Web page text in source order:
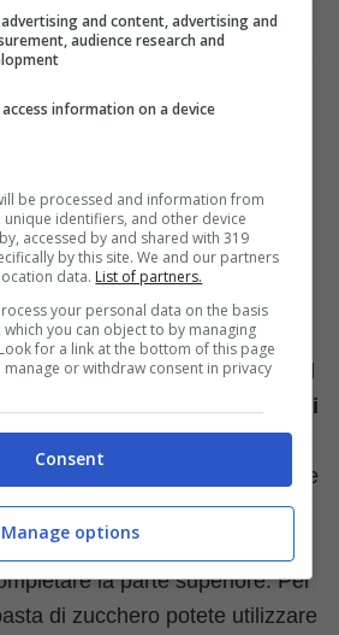
laglassa
altra acqua, ma
volta. La consistenza deve
Trasferite la glassa in
e iniziate ad assemblare la
magari con dei
per tenere ferme le pareti.
lati inferiori e terminate con il
pasta di
fate un bordo frastagliato da
contorno del tetto e delle strisce
in modo diagonale sulla
Utilizzate poi dei
la parte superiore. Per
di zucchero potete utilizzare
and content, advertising and
audience research and
information on a device
be processed and information from
identifiers, and other device
accessed by and shared with 319
by this site. We and our partners
data. List of partners.
your personal data on the basis
you can object to by managing
for a link at the bottom of this page
or withdraw consent in privacy
Consent
Manage options